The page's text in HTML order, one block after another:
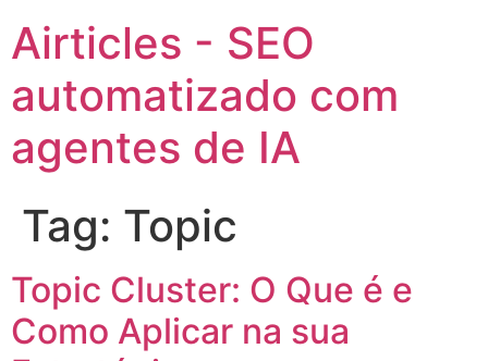
Airticles - SEO
automatizado com
agentes de IA
Tag: Topic
Topic Cluster: O Que é e
Como Aplicar na sua